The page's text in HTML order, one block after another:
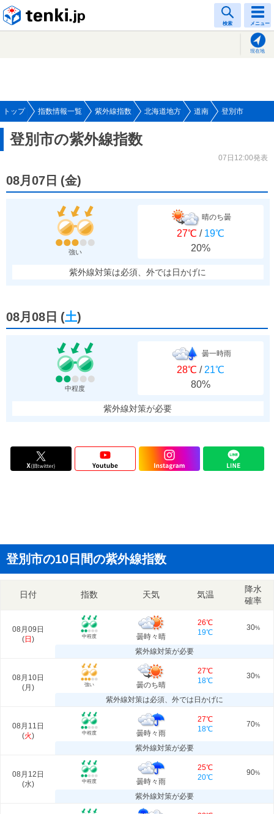
検索 メニュー
現在地
トップ 指数情報一覧 紫外線指数 北海道地方 道南 登別市
登別市の紫外線指数
07日12:00発表
08月07日 (金)
強い
晴のち曇
27℃ / 19℃
20%
紫外線対策は必須、外では日かげに
08月08日 (土)
中程度
曇一時雨
28℃ / 21℃
80%
紫外線対策が必要
登別市の10日間の紫外線指数
日付 指数 天気 気温
降水
確率
08月09日
(日 ) 中程度 曇時々晴
26℃
19℃
30%
紫外線対策が必要
08月10日
(月 ) 強い 曇のち晴
27℃
18℃
30%
紫外線対策は必須、外では日かげに
08月11日
(火) 中程度 曇時々雨
27℃
18℃
70%
紫外線対策が必要
08月12日
(水) 中程度 曇時々雨
25℃
20℃
90%
紫外線対策が必要